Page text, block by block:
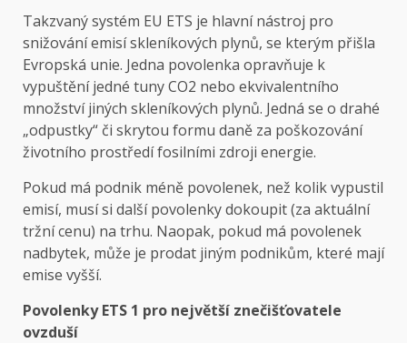
Takzvaný systém EU ETS je hlavní nástroj pro
snižování emisí skleníkových plynů, se kterým přišla
Evropská unie. Jedna povolenka opravňuje k
vypuštění jedné tuny CO2 nebo ekvivalentního
množství jiných skleníkových plynů. Jedná se o drahé
„odpustky“ či skrytou formu daně za poškozování
životního prostředí fosilními zdroji energie.
Pokud má podnik méně povolenek, než kolik vypustil
emisí, musí si další povolenky dokoupit (za aktuální
tržní cenu) na trhu. Naopak, pokud má povolenek
nadbytek, může je prodat jiným podnikům, které mají
emise vyšší.
Povolenky ETS 1 pro největší znečišťovatele
ovzduší